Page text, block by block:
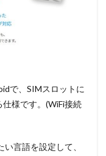
で、SIMスロットに
様です。(WiFi接続
言語を設定して、